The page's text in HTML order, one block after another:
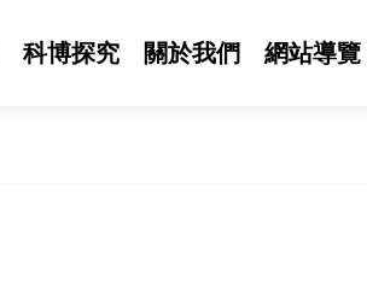
科博探究 關於我們 網站導覽